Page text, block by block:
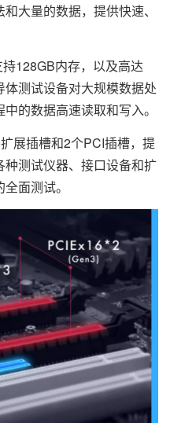
大量的数据，提供快速、
128GB内存，以及高达
测试设备对大规模数据处
的数据高速读取和写入。
展插槽和2个PCI插槽，提
测试仪器、接口设备和扩
面测试。